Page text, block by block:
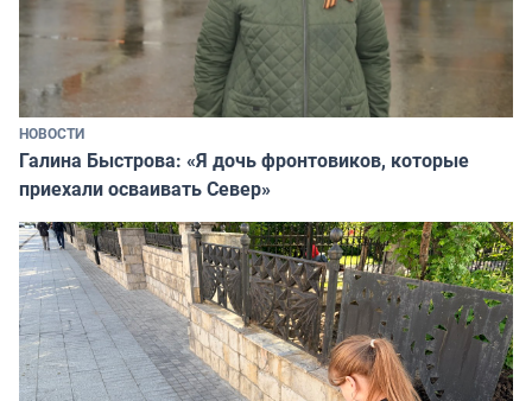
НОВОСТИ
Галина Быстрова: «Я дочь фронтовиков, которые
приехали осваивать Север»